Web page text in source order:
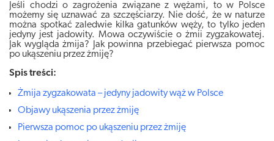
Jeśli chodzi o zagrożenia związane z wężami, to w Polsce
możemy się uznawać za szczęściarzy. Nie dość, że w naturze
można spotkać zaledwie kilka gatunków węży, to tylko jeden
jedyny jest jadowity. Mowa oczywiście o żmii zygzakowatej.
Jak wygląda żmija? Jak powinna przebiegać pierwsza pomoc
po ukąszeniu przez żmiję?
Spis treści:
Żmija zygzakowata – jedyny jadowity wąż w Polsce
Objawy ukąszenia przez żmiję
Pierwsza pomoc po ukąszeniu przez żmiję